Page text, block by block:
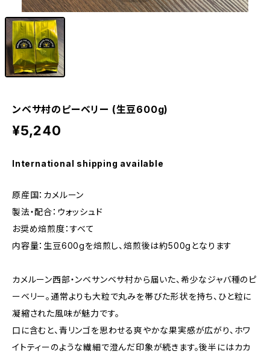
ンベサ村のピーベリー (生豆600g)
¥5,240
International shipping available
原産国：カメルーン
製法・配合：ウォッシュド
お奨め焙煎度：すべて
内容量：生豆600gを焙煎し、焙煎後は約500gとなります
カメルーン西部・ンベサンベサ村から届いた、希少なジャバ種のピ
ーベリー。通常よりも大粒で丸みを帯びた形状を持ち、ひと粒に
凝縮された風味が魅力です。
口に含むと、青リンゴを思わせる爽やかな果実感が広がり、ホワ
イトティーのような繊細で澄んだ印象が続きます。後半にはカカ